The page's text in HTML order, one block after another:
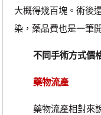
大概得幾百塊。術後
染，藥品費也是一筆
不同手術方式價
藥物流產
藥物流產相對來說